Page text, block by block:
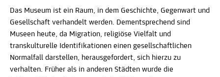
Das Museum ist ein Raum, in dem Geschichte, Gegenwart und
Gesellschaft verhandelt werden. Dementsprechend sind
Museen heute, da Migration, religiöse Vielfalt und
transkulturelle Identifikationen einen gesellschaftlichen
Normalfall darstellen, herausgefordert, sich hierzu zu
verhalten. Früher als in anderen Städten wurde die